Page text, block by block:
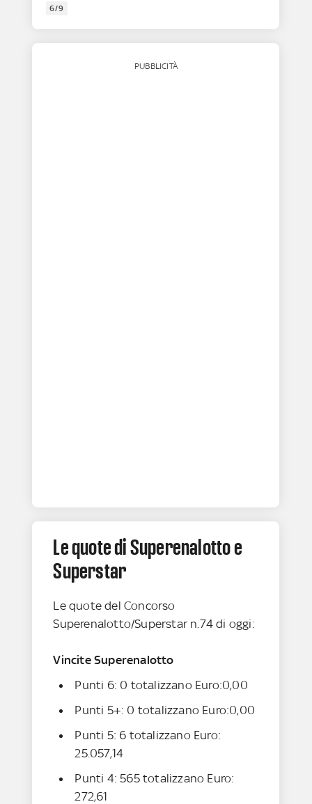
6/9
PUBBLICITÀ
Le quote di Superenalotto e
Superstar
Le quote del Concorso
Superenalotto/Superstar n.74 di oggi:
Vincite Superenalotto
Punti 6: 0 totalizzano Euro:0,00
Punti 5+: 0 totalizzano Euro:0,00
Punti 5: 6 totalizzano Euro:
25.057,14
Punti 4: 565 totalizzano Euro:
272,61